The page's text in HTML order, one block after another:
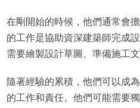
在剛開始的時候，他們通常會
的工作是協助資深建築師完成
需要繪製設計草圖、準備施工
隨著經驗的累積，他們可以成
的工作和責任。他們可能需要